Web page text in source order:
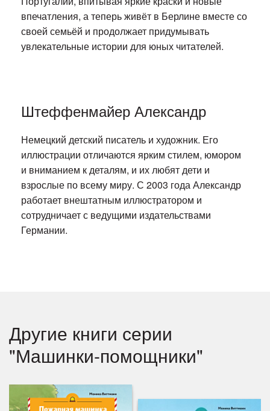
впечатления, а теперь живёт в Берлине вместе со
своей семьёй и продолжает придумывать
увлекательные истории для юных читателей.
Штеффенмайер Александр
Немецкий детский писатель и художник. Его
иллюстрации отличаются ярким стилем, юмором
и вниманием к деталям, и их любят дети и
взрослые по всему миру. С 2003 года Александр
работает внештатным иллюстратором и
сотрудничает с ведущими издательствами
Германии.
Другие книги серии
"Машинки-помощники"